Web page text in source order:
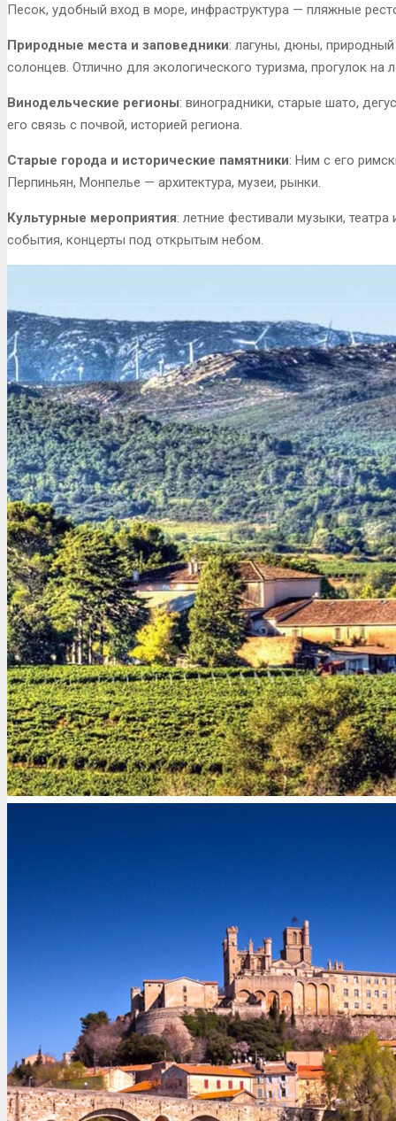
Песок, удобный вход в море, инфраструктура — пляжные
Природные места и заповедники: лагуны, дюны, природный
солонцев. Отлично для экологического туризма, прогулок
Винодельческие регионы: виноградники, старые шато,
его связь с почвой, историей региона.
Старые города и исторические памятники: Ним с его
Перпиньян, Монпелье — архитектура, музеи, рынки.
Культурные мероприятия: летние фестивали музыки,
события, концерты под открытым небом.